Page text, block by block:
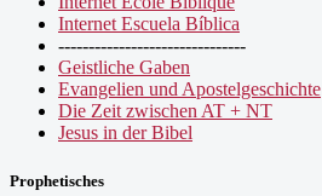
Internet Escuela Bíblica
-------------------------------
Geistliche Gaben
Evangelien und Apostelgeschichte
Die Zeit zwischen AT + NT
Jesus in der Bibel
Prophetisches